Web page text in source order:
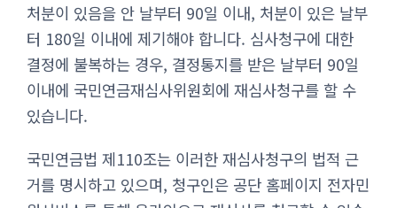
처분이 있음을 안 날부터 90일 이내, 처분이 있은 날부
터 180일 이내에 제기해야 합니다. 심사청구에 대한
결정에 불복하는 경우, 결정통지를 받은 날부터 90일
이내에 국민연금재심사위원회에 재심사청구를 할 수
있습니다.
국민연금법 제110조는 이러한 재심사청구의 법적 근
거를 명시하고 있으며, 청구인은 공단 홈페이지 전자민